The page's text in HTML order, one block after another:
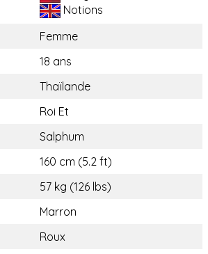
Notions
Femme
18 ans
Thaïlande
Roi Et
Salphum
160 cm (5.2 ft)
57 kg (126 lbs)
Marron
Roux